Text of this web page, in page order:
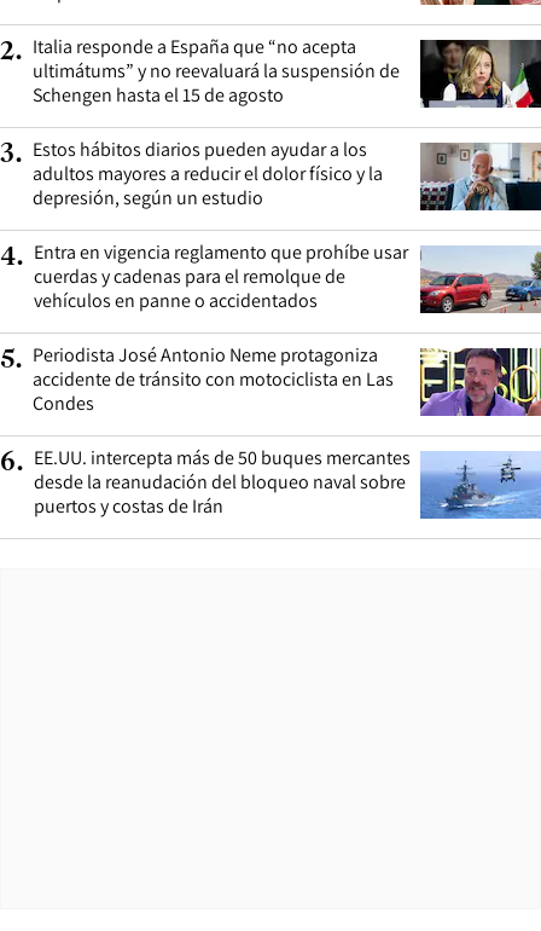
2. Italia responde a España que “no acepta
ultimátums” y no reevaluará la suspensión de
Schengen hasta el 15 de agosto
3. Estos hábitos diarios pueden ayudar a los
adultos mayores a reducir el dolor físico y la
depresión, según un estudio
4. Entra en vigencia reglamento que prohíbe usar
cuerdas y cadenas para el remolque de
vehículos en panne o accidentados
5. Periodista José Antonio Neme protagoniza
accidente de tránsito con motociclista en Las
Condes
6. EE.UU. intercepta más de 50 buques mercantes
desde la reanudación del bloqueo naval sobre
puertos y costas de Irán